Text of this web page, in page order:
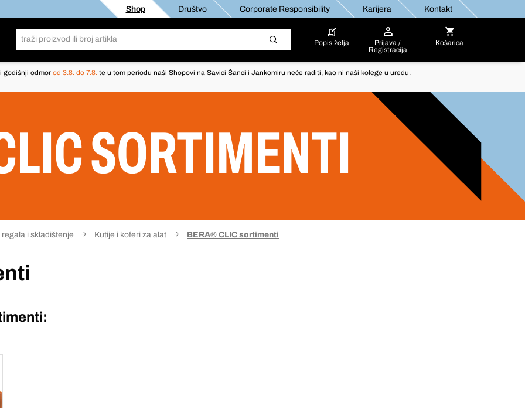
Shop Društvo Corporate Responsibility Karijera Kontakt
Popis želja
Prijava /
Registracija
Košarica
godišnji odmor od 3.8. do 7.8. te u tom periodu naši Shopovi na Savici Šanci i Jankomiru neće raditi, kao ni naši kolege u uredu.
SORTIMENTI
regala i skladištenje Kutije i koferi za alat BERA® CLIC sortimenti